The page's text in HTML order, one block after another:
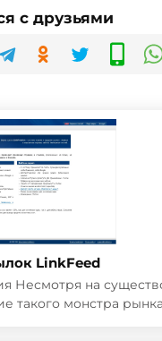
с друзьями
LinkFeed
Несмотря на
такого монстра